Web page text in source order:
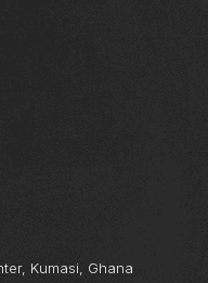
Kumasi, Ghana